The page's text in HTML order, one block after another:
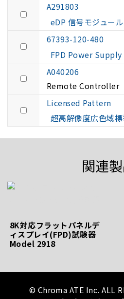
A291803
eDP 信号モジュール
67393-120-480
FPD Power
A040206
Remote Controller
Licensed Pattern
超高解像度広色域
関連
8K対応フラットパネルデ
ィスプレイ(FPD)試験器
Model 2918
© Chroma ATE Inc. ALL